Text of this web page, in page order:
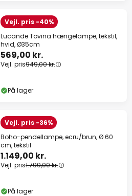
Vejl. pris -40%
Lucande Tovina hængelampe, tekstil,
hvid, Ø35cm
569,00 kr.
Vejl. pris949,00 kr.
På lager
Vejl. pris -36%
Boho-pendellampe, ecru/brun, Ø 60
cm, tekstil
1.149,00 kr.
Vejl. pris1.799,00 kr.
På lager